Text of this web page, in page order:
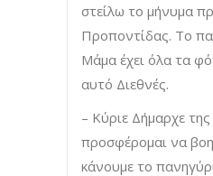
στείλω το μήνυμα
Προποντίδας. Το
Μάμα έχει όλα τα
αυτό Διεθνές.
– Κύριε Δήμαρχε
προσφέρομαι να
κάνουμε το